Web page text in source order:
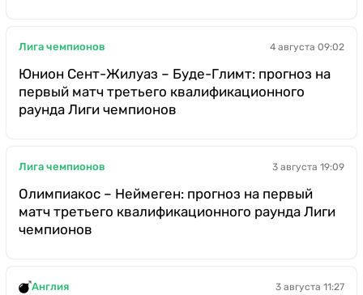
Лига чемпионов 4 августа 09:02
Юнион Сент-Жилуаз – Буде-Глимт: прогноз на
первый матч третьего квалификационного
раунда Лиги чемпионов
Лига чемпионов 3 августа 19:09
Олимпиакос – Неймеген: прогноз на первый
матч третьего квалификационного раунда Лиги
чемпионов
Англия 3 августа 11:27